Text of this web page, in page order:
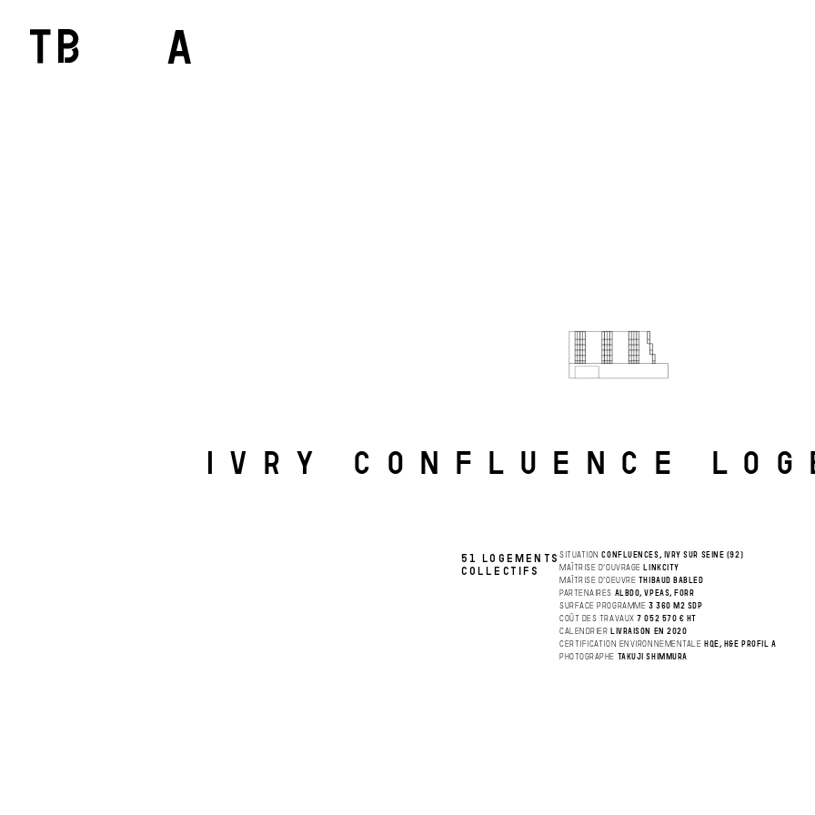
IVRY CONFLUENCE
51 LOGEMENTS
COLLECTIFS
SITUATION CONFLUENCES, IVRY SUR SEINE (92)
MAÎTRISE D’OUVRAGE
LINKCITY
MAÎTRISE D’OEUVRE
THIBAUD BABLED
PARTENAIRES ALBDO, VPEAS, FORR
SURFACE PROGRAMME 3 360 M2 SDP
COÛT DES TRAVAUX 7 052 570 € HT
CALENDRIER
LIVRAISON EN 2020
CERTIFICATION ENVIRONNEMENTALE HQE, H&E PROFIL A
PHOTOGRAPHE
TAKUJI SHIMMURA